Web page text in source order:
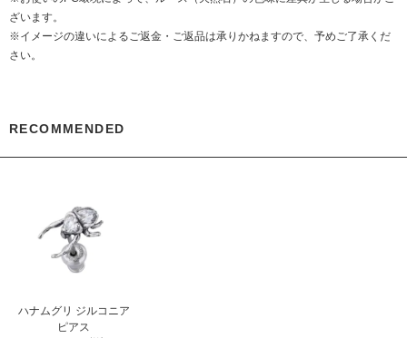
ざいます。
※イメージの違いによるご返金・ご返品は承りかねますので、予めご了承くだ
さい。
RECOMMENDED
ハナムグリ ジルコニア
ピアス